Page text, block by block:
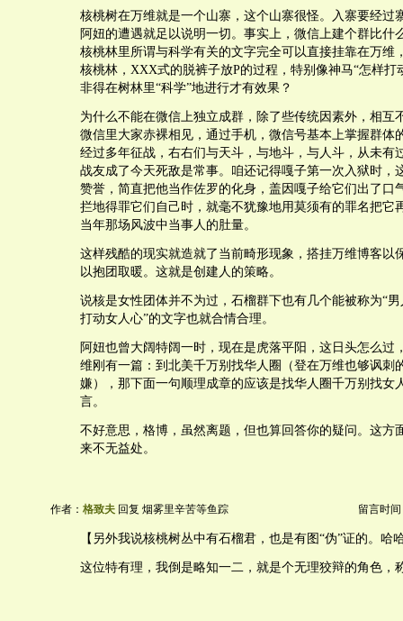
核桃树在万维就是一个山寨，这个山寨很怪。入寨要经过
阿妞的遭遇就足以说明一切。事实上，微信上建个群比什
核桃林里所谓与科学有关的文字完全可以直接挂靠在万维
核桃林，XXX式的脱裤子放P的过程，特别像神马“怎样打
非得在树林里“科学”地进行才有效果？
为什么不能在微信上独立成群，除了些传统因素外，相互
微信里大家赤裸相见，通过手机，微信号基本上掌握群体
经过多年征战，右右们与天斗，与地斗，与人斗，从未有
战友成了今天死敌是常事。咱还记得嘎子第一次入狱时，
赞誉，简直把他当作佐罗的化身，盖因嘎子给它们出了口
拦地得罪它们自己时，就毫不犹豫地用莫须有的罪名把它
当年那场风波中当事人的肚量。
这样残酷的现实就造就了当前畸形现象，搭挂万维博客以
以抱团取暖。这就是创建人的策略。
说核是女性团体并不为过，石榴群下也有几个能被称为“男
打动女人心”的文字也就合情合理。
阿妞也曾大阔特阔一时，现在是虎落平阳，这日头怎么过
维刚有一篇：到北美千万别找华人圈（登在万维也够讽刺
嫌），那下面一句顺理成章的应该是找华人圈千万别找女
言。
不好意思，格博，虽然离题，但也算回答你的疑问。这方
来不无益处。
作者： 格致夫 回复 烟雾里辛苦等鱼踪 留言时间
【另外我说核桃树丛中有石榴君，也是有图“伪”证的。哈
这位特有理，我倒是略知一二，就是个无理狡辩的角色，